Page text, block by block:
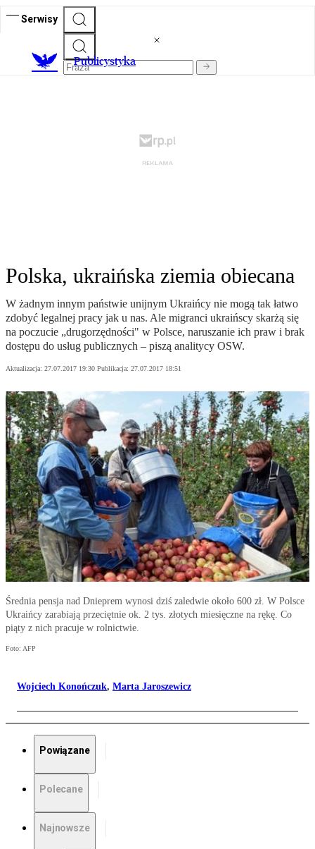
Serwisy
Publicystyka
Polska, ukraińska ziemia obiecana
W żadnym innym państwie unijnym Ukraińcy nie mogą tak łatwo
zdobyć legalnej pracy jak u nas. Ale migranci ukraińscy skarżą się
na poczucie „drugorzędności" w Polsce, naruszanie ich praw i brak
dostępu do usług publicznych – piszą analitycy OSW.
Aktualizacja: 27.07.2017 19:30 Publikacja: 27.07.2017 18:51
Średnia pensja nad Dnieprem wynosi dziś zaledwie około 600 zł. W Polsce
Ukraińcy zarabiają przeciętnie ok. 2 tys. złotych miesięczne na rękę. Co
piąty z nich pracuje w rolnictwie.
Foto: AFP
Wojciech Konończuk, Marta Jaroszewicz
Powiązane
Polecane
Najnowsze